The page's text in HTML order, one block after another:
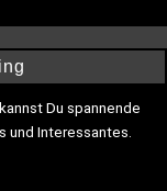
Du spannende
und Interessantes.